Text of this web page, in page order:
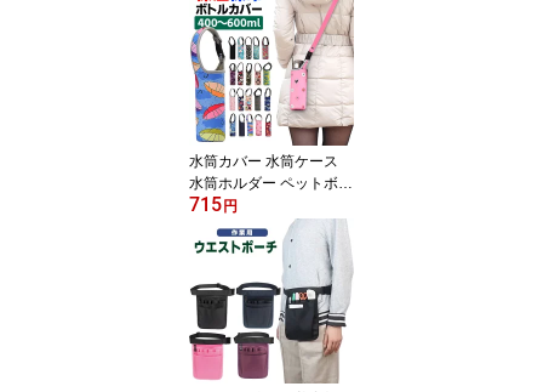
防水自転車やバイク通勤
に最適 カバー ウォータ
ープルーフ アウトドア
通勤 雨 キャンプ 梅雨
対策
水筒カバー 水筒ケース
水筒ホルダー ペットボト
ルホルダー ペットボトル
水筒 カバー 500ml ショ
ルダー 水筒 ボトル カバ
ー 肩かけ キッズ ショル
ダー 子供 大人 ペットボ
トルケース 保温 保冷 60
0ml 男女兼用
715 円